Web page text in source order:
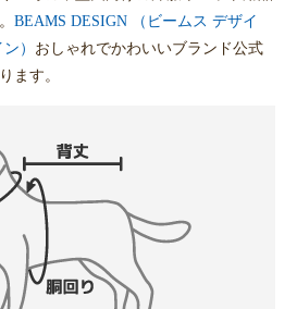
BEAMS DESIGN （ビームス デザイ
） おしゃれでかわいいブランド公式
ます。